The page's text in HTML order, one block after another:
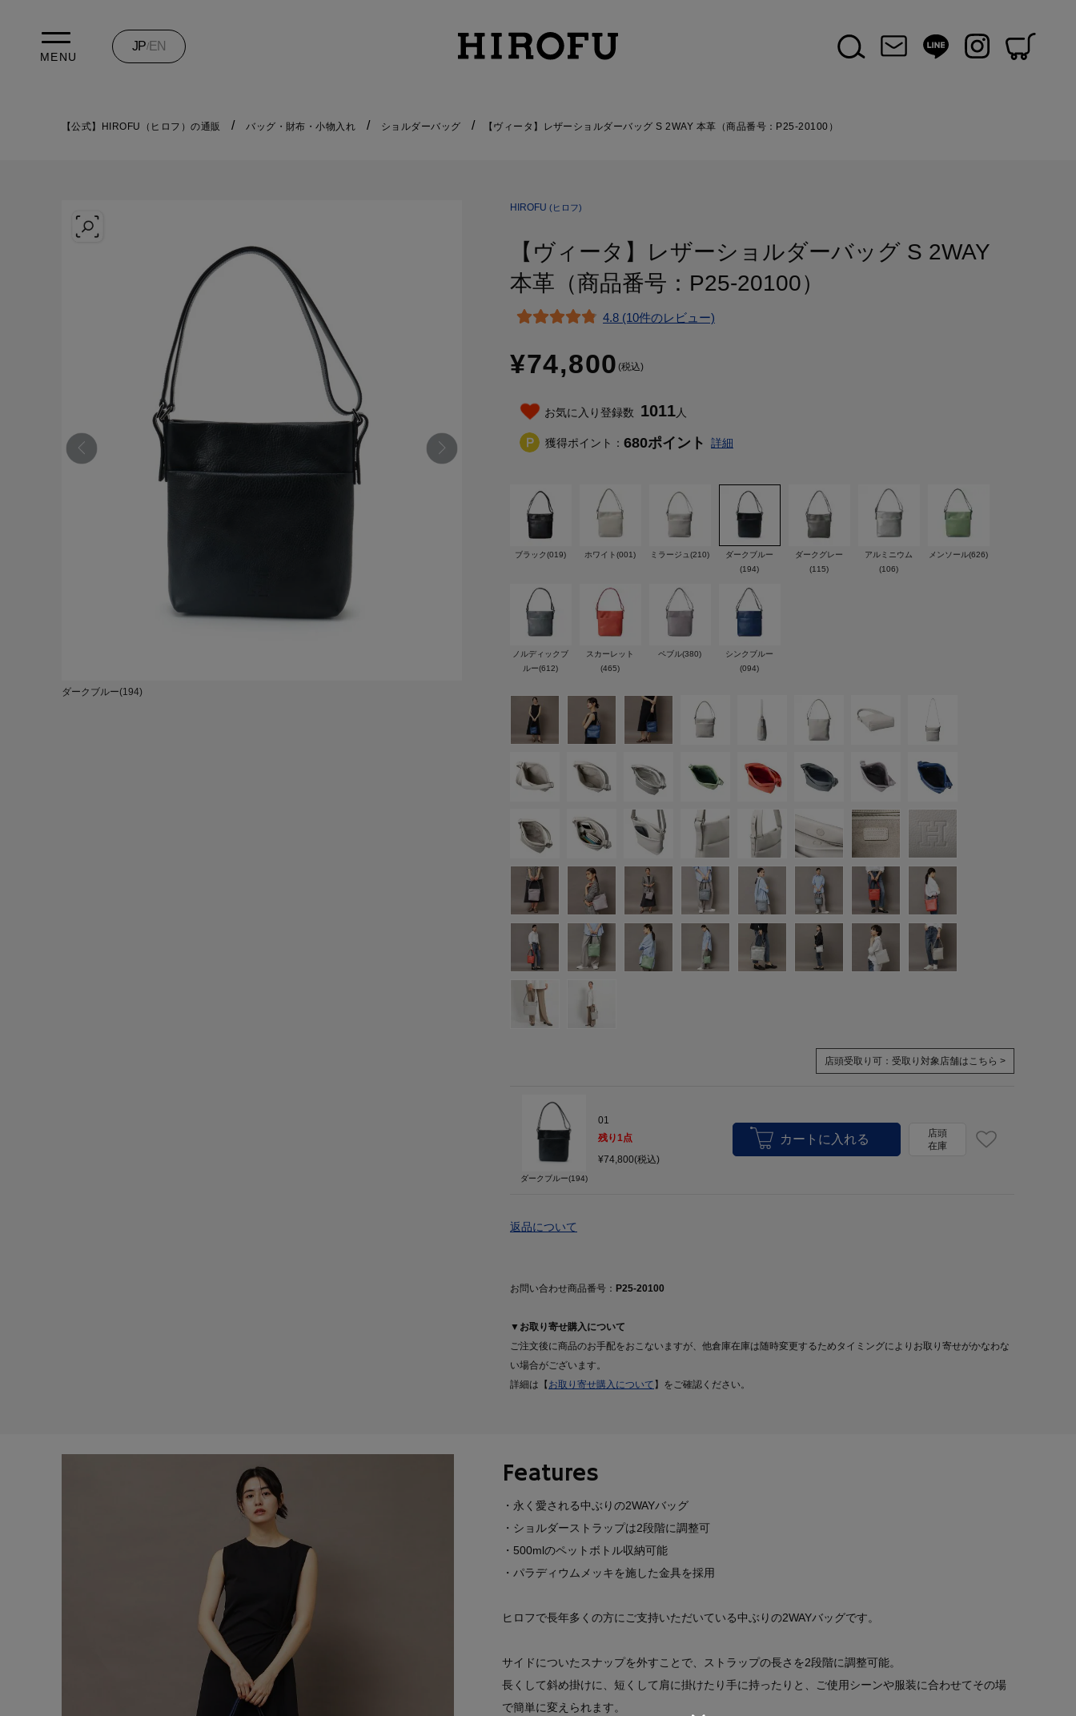
MENU
JP/EN
【公式】HIROFU（ヒロフ）の通販 バッグ・財布・小物入れ ショルダーバッグ 【ヴィータ】レザーショルダーバッグ S 2WAY 本革（商品番号：P25-20100）
ダークブルー(194)
HIROFU (ヒロフ)
【ヴィータ】レザーショルダーバッグ S 2WAY
本革（商品番号：P25-20100）
4.8 (10件のレビュー)
¥74,800 (税込)
お気に入り登録数 1011人
獲得ポイント： 680ポイント 詳細
ブラック(019) ホワイト(001) ミラージュ(210)
ダークブルー
(194)
ダークグレー
(115)
アルミニウム
(106)
メンソール(626)
ノルディックブ
ルー(612)
スカーレット
(465)
ペブル(380)
シンクブルー
(094)
店頭受取り可： 受取り対象店舗はこちら >
ダークブルー(194)
01
残り1点
¥74,800(税込)
店頭
在庫
返品について
お問い合わせ商品番号： P25-20100
▼お取り寄せ購入について
ご注文後に商品のお手配をおこないますが、他倉庫在庫は随時変更するためタイミングによりお取り寄せがかなわな
い場合がございます。
詳細は【 お取り寄せ購入について 】をご確認ください。
Features
・永く愛される中ぶりの2WAYバッグ
・ショルダーストラップは2段階に調整可
・500mlのペットボトル収納可能
・パラディウムメッキを施した金具を採用
ヒロフで長年多くの方にご支持いただいている中ぶりの2WAYバッグです。
サイドについたスナップを外すことで、ストラップの長さを2段階に調整可能。
長くして斜め掛けに、短くして肩に掛けたり手に持ったりと、ご使用シーンや服装に合わせてその場
で簡単に変えられます。